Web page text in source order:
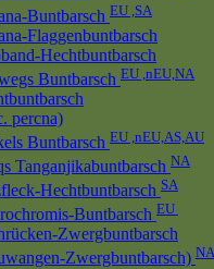
Buntbarsch EU ,SA
Flaggenbuntbarsch
Hechtbuntbarsch
Buntbarsch EU ,nEU,NA
percna)
Buntbarsch EU ,nEU,AS,AU
Tanganjikabuntbarsch NA
Hechtbuntbarsch SA
Buntbarsch EU
Zwergbuntbarsch
Zwergbuntbarsch) NA